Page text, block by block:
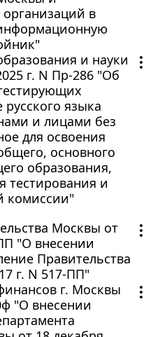
в
и науки
г. N Пр-286 "Об
языка
и лицами без
для освоения
основного
образования,
тестирования и
комиссии"
Москвы от
"О внесении
Правительства
г. N 517-ПП"
г. Москвы
"О внесении